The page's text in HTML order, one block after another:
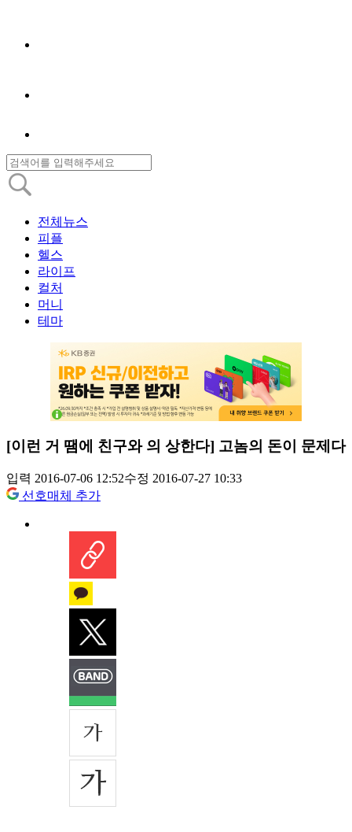
전체뉴스
피플
헬스
라이프
컬처
머니
테마
[이런 거 땜에 친구와 의 상한다] 고놈의 돈이 문제다
입력 2016-07-06 12:52수정 2016-07-27 10:33
선호매체 추가